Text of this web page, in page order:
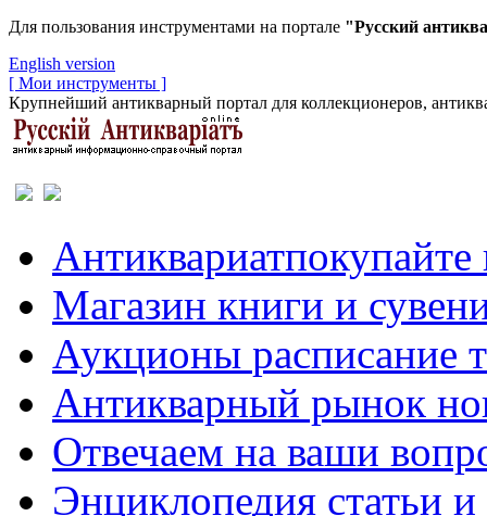
Для пользования инструментами на портале "Русский
English version
[ Мои инструменты ]
Крупнейший антикварный портал для коллекционеров,
Антиквариатпокупайте
Магазин книги и
Аукционы расписание
Антикварный рынок
Отвечаем на ваши
Энциклопедия статьи